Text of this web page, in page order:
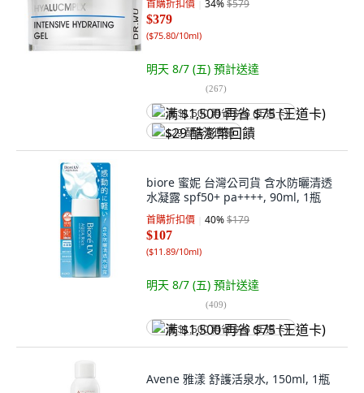
首購折扣價 34%$579
$379
($75.80/10ml)
明天 8/7 (五) 預計送達
(267)
满 $1,500 再省 $75 (王道卡)
$29 酷澎幣回饋
biore 蜜妮 台灣公司貨 含水防曬清透
水凝露 spf50+ pa++++, 90ml, 1瓶
首購折扣價 40%$179
$107
($11.89/10ml)
明天 8/7 (五) 預計送達
(409)
满 $1,500 再省 $75 (王道卡)
Avene 雅漾 舒護活泉水, 150ml, 1瓶